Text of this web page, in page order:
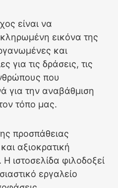
είναι να
εικόνα της
και
για τις δράσεις, τις
που
για την αναβάθμιση
τόπο μας.
προσπάθειας
αξιοκρατική
ιστοσελίδα φιλοδοξεί
εργαλείο